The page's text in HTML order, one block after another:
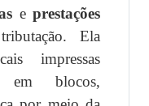
eprestações
Ela
impressas
em blocos,